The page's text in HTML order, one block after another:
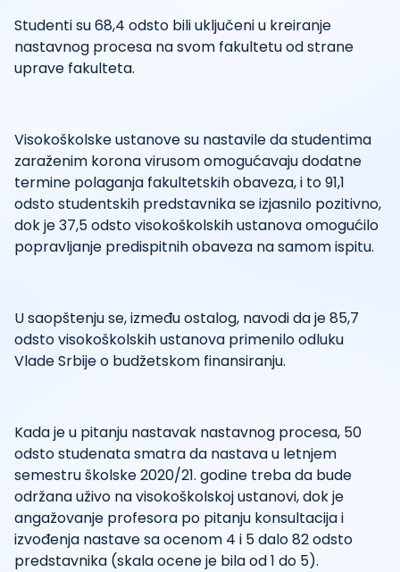
Studenti su 68,4 odsto bili uključeni u kreiranje
nastavnog procesa na svom fakultetu od strane
uprave fakulteta.
Visokoškolske ustanove su nastavile da studentima
zaraženim korona virusom omogućavaju dodatne
termine polaganja fakultetskih obaveza, i to 91,1
odsto studentskih predstavnika se izjasnilo pozitivno,
dok je 37,5 odsto visokoškolskih ustanova omogućilo
popravljanje predispitnih obaveza na samom ispitu.
U saopštenju se, između ostalog, navodi da je 85,7
odsto visokoškolskih ustanova primenilo odluku
Vlade Srbije o budžetskom finansiranju.
Kada je u pitanju nastavak nastavnog procesa, 50
odsto studenata smatra da nastava u letnjem
semestru školske 2020/21. godine treba da bude
održana uživo na visokoškolskoj ustanovi, dok je
angažovanje profesora po pitanju konsultacija i
izvođenja nastave sa ocenom 4 i 5 dalo 82 odsto
predstavnika (skala ocene je bila od 1 do 5).